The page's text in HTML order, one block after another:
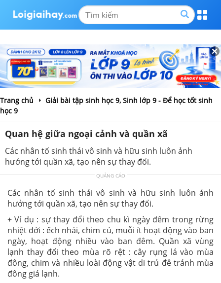
Trang chủ
Giải bài tập sinh học 9, Sinh lớp 9 - Để học tốt sinh
học 9
Quan hệ giữa ngoại cảnh và quần xã
Các nhân tố sinh thái vô sinh và hữu sinh luôn ảnh
hưởng tới quần xã, tạo nên sự thay đổi.
QUẢNG CÁO
Các nhân tố sinh thái vô sinh và hữu sinh luôn ảnh
hưởng tới quần xã, tạo nên sự thay đổi.
+ Ví dụ : sự thay đổi theo chu kì ngày đêm trong rừng
nhiệt đới : ếch nhái, chim cú, muỗi ít hoạt động vào ban
ngày, hoạt động nhiều vào ban đêm. Quần xã vùng
lạnh thay đổi theo mùa rõ rệt : cây rụng lá vào mùa
đông, chim và nhiều loài động vật di trú đê tránh mùa
đông giá lạnh.